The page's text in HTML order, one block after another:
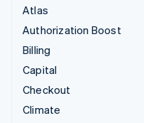
Atlas
Authorization Boost
Billing
Capital
Checkout
Climate